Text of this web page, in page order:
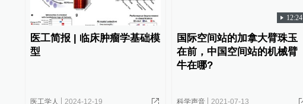
医工简报 | 临床肿瘤学基础模
型
医工学人 2024-12-19
12:24
国际空间站的加拿大臂珠玉
在前，中国空间站的机械臂
牛在哪?
科学声音 2021-07-13